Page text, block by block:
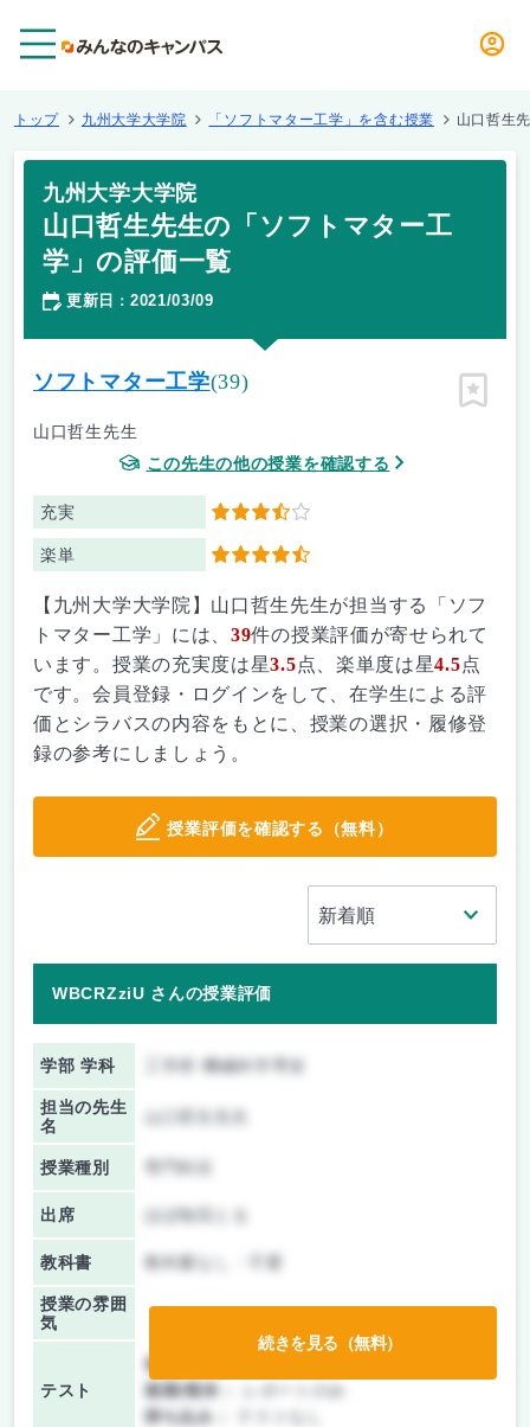
トップ 九州大学大学院 「ソフトマター工学」を含む授業 山口哲生
九州大学大学院
山口哲生先生の「ソフトマター工
学」の評価一覧
更新日 ： 2021/03/09
ソフトマター工学(39)
山口哲生先生
この先生の他の授業を確認する
充実 3.5
楽単 4.5
ピン留
【九州大学大学院】山口哲生先生が担当する「ソフ
トマター工学」には、 39件の授業評価が寄せられて
います。授業の充実度は星3.5点、楽単度は星4.5点
です。会員登録・ログインをして、在学生による評
価とシラバスの内容をもとに、授業の選択・履修登
録の参考にしましょう。
授業評価を確認する（無料）
WBCRZziU さんの授業評価
学部 学科 工学府 機械科学専攻
担当の先生
名
授業種別
出席 ほぼ毎回とる
教科書 教科書なし・不要
授業の雰囲
気
テスト
前期/中間：
後期/期末：
持ち込み：
続きを見る（無料）